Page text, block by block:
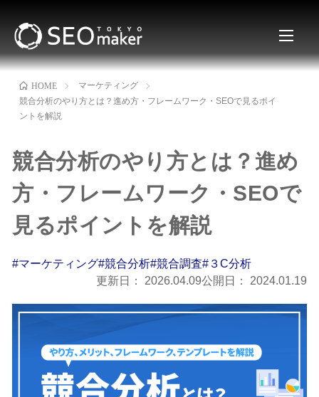
HOME
マーケティング
競合分析のやり方とは？進め方・フレームワーク・SEOで見るポイ
ントを解説
競合分析のやり方とは？進め
方・フレームワーク・SEOで
見るポイントを解説
#マーケティング#競合分析#競合調査#３C分析
更新日：
2026.04.09公開日： 2024.01.19